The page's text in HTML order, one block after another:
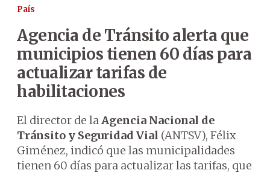
País
Agencia de Tránsito alerta que
municipios tienen 60 días para
actualizar tarifas de
habilitaciones
El director de laAgencia Nacional de
Tránsito y Seguridad Vial (ANTSV), Félix
Giménez, indicó que las municipalidades
tienen 60 días para actualizar las tarifas, que